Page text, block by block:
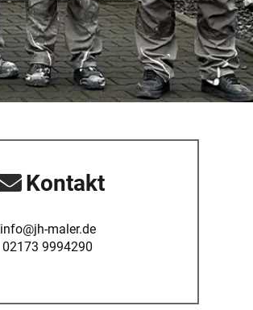
Kontakt
info@jh-maler.de
02173 9994290